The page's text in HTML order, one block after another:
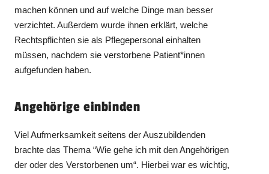
machen können und auf welche Dinge man besser
verzichtet. Außerdem wurde ihnen erklärt, welche
Rechtspflichten sie als Pflegepersonal einhalten
müssen, nachdem sie verstorbene Patient*innen
aufgefunden haben.
Angehörige einbinden
Viel Aufmerksamkeit seitens der Auszubildenden
brachte das Thema “Wie gehe ich mit den Angehörigen
der oder des Verstorbenen um“. Hierbei war es wichtig,